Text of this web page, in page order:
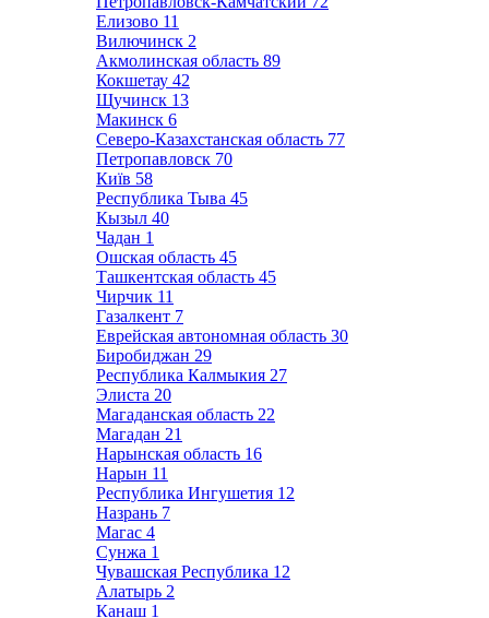
Елизово 11
Вилючинск 2
Акмолинская область 89
Кокшетау 42
Щучинск 13
Макинск 6
Северо-Казахстанская область 77
Петропавловск 70
Київ 58
Республика Тыва 45
Кызыл 40
Чадан 1
Ошская область 45
Ташкентская область 45
Чирчик 11
Газалкент 7
Еврейская автономная область 30
Биробиджан 29
Республика Калмыкия 27
Элиста 20
Магаданская область 22
Магадан 21
Нарынская область 16
Нарын 11
Республика Ингушетия 12
Назрань 7
Магас 4
Сунжа 1
Чувашская Республика 12
Алатырь 2
Канаш 1